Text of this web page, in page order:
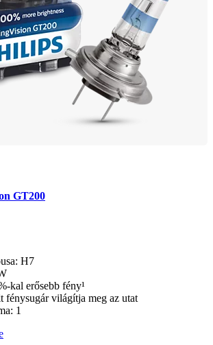
GT200
H7
kal erősebb fény¹
fénysugár világítja meg az utat
1